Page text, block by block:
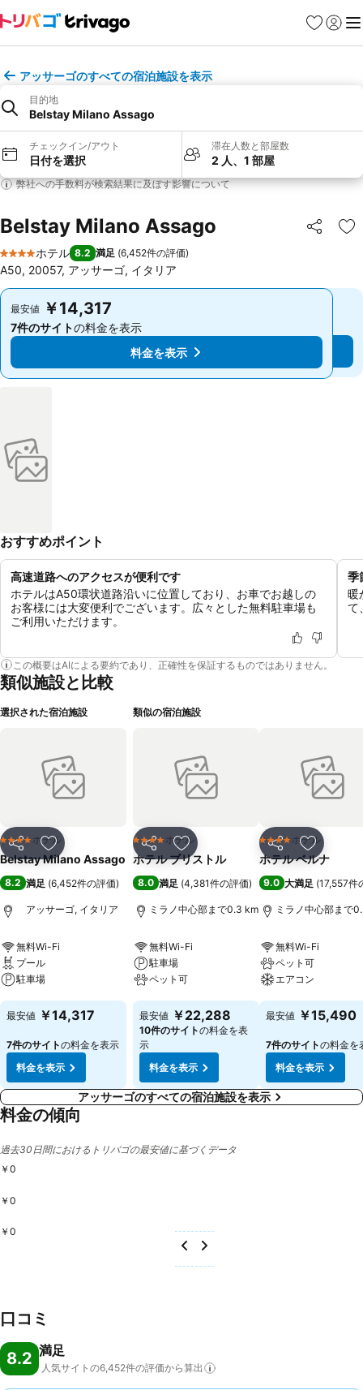
お気に入り
ログイ
メ
アッサーゴのすべての宿泊施設を表示
目的地
Belstay Milano Assago
チェックイン/アウト
日付を選択
滞在人数と部屋数
2 人、1 部屋
弊社への手数料が検索結果に及ぼす影響について
Belstay Milano Assago シェア
お
4 ホテルのランク
ホテル 8.2 満足 (6,452件の評価)
A50, 20057, アッサーゴ, イタリア
最安値 ￥14,317
7件のサイトの料金を表示
料金を表示
最安値 ￥14,317
7件のサイトの料金を表示
料金を表示
おすすめポイント
高速道路へのアクセスが便利です
ホテルはA50環状道路沿いに位置しており、お車でお越しの
お客様には大変便利でございます。広々とした無料駐車場も
ご利用いただけます。
季
暖
て
この概要はAIによる要約であり、正確性を保証するものではありません。
類似施設と比較
選択された宿泊施設
シェア お気に入りに追加
4 ホテルのランク
ホテル
Belstay Milano Assago
8.2 満足 (6,452件の評価)
アッサーゴ, イタリア
無料Wi-Fi
プール
駐車場
料金を表示
最安値 ￥14,317
7件のサイトの料金を表示
料金を表示
類似の宿泊施設
シェア お気に入りに追加
4 ホテルのランク
ホテル
ホテル ブリストル
8.0 満足 (4,381件の評価)
ミラノ中心部まで0.3 km
無料Wi-Fi
駐車場
ペット可
料金を表示
最安値 ￥22,288
10件のサイトの料金を表
示
料金を表示
シェア お気に入
4 ホテルのランク
ホテル
ホテル ベルナ
9.0 大満足 (17,557件
ミラノ中心部まで
無料Wi-Fi
ペット可
エアコン
料金を表示
最安値 ￥15,490
7件のサイトの料金を
料金を表示
アッサーゴのすべての宿泊施設を表示
料金の傾向
過去30日間におけるトリバゴの最安値に基づくデータ
￥0
￥0
￥0
口コミ
8.2 満足
人気サイトの6,452件の評価から算出